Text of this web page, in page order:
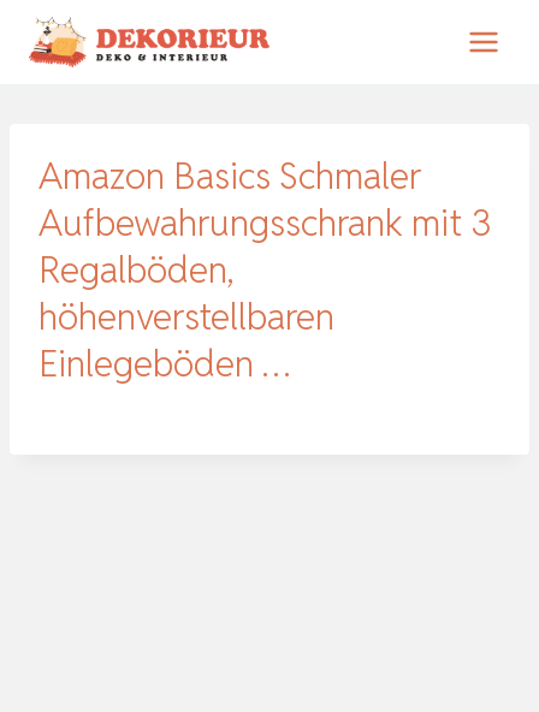
Zum
Inhalt
Amazon Basics Schmaler
Aufbewahrungsschrank mit 3
Regalböden,
höhenverstellbaren
Einlegeböden …